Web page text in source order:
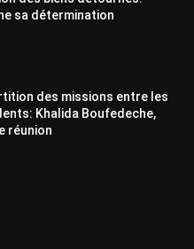
sa détermination
des missions entre les
Khalida Boufedeche,
réunion